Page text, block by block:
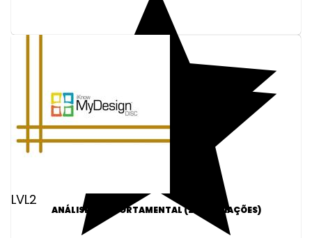
LVL2
ANÁLISE COMPORTAMENTAL (25 AVALIAÇÕES)